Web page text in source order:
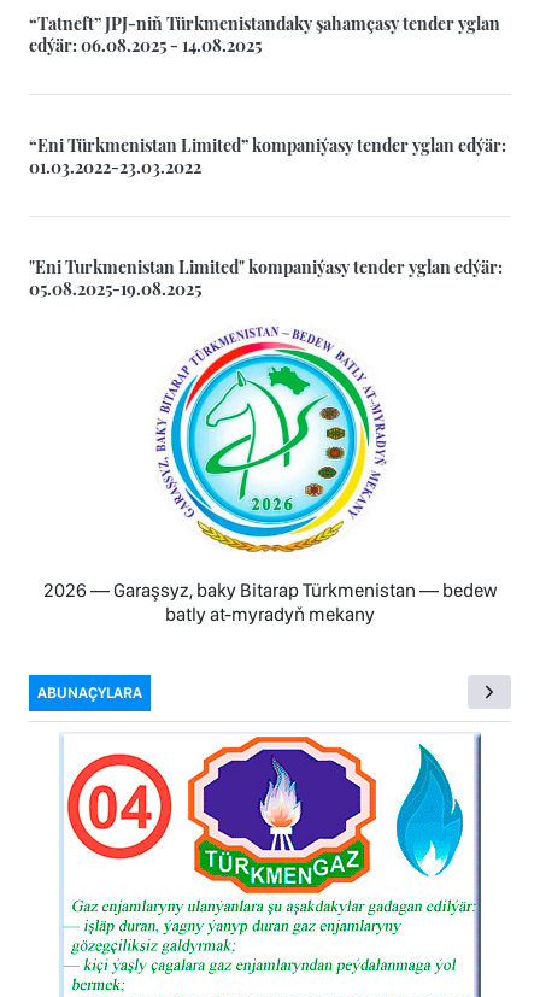
“Tatneft” JPJ-niň Türkmenistandaky şahamçasy tender yglan
edýär: 06.08.2025 - 14.08.2025
“Eni Türkmenistan Limited” kompaniýasy tender yglan edýär:
01.03.2022-23.03.2022
"Eni Turkmenistan Limited" kompaniýasy tender yglan edýär:
05.08.2025-19.08.2025
2026 — Garaşsyz, baky Bitarap Türkmenistan — bedew
batly at-myradyň mekany
ABUNAÇYLARA